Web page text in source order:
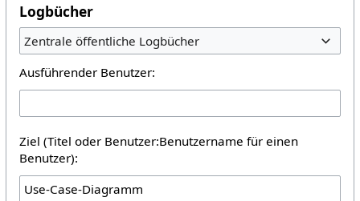
Logbücher
Zentrale öffentliche Logbücher
Ausführender Benutzer:
Ziel (Titel oder Benutzer:Benutzername für einen
Benutzer):